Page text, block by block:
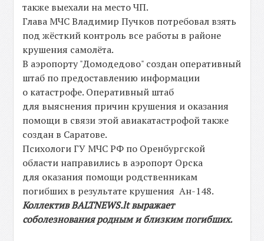
также выехали на место ЧП.
Глава МЧС Владимир Пучков потребовал взять
под жёсткий контроль все работы в районе
крушения самолёта.
В аэропорту "Домодедово" создан оперативный
штаб по предоставлению информации
о катастрофе. Оперативный штаб
для выяснения причин крушения и оказания
помощи в связи этой авиакатастрофой также
создан в Саратове.
Психологи ГУ МЧС РФ по Оренбургской
области направились в аэропорт Орска
для оказания помощи родственникам
погибших в результате крушения Ан-148.
Коллектив BALTNEWS.lt выражает
соболезнования родным и близким погибших.